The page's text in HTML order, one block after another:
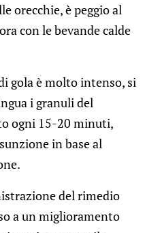
orecchie, è peggio al
con le bevande calde
gola è molto intenso, si
i granuli del
ogni 15-20 minuti,
in base al
del rimedio
a un miglioramento